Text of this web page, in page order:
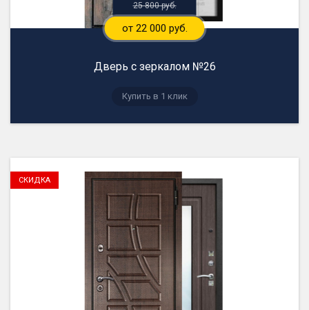
25 800 руб.
от 22 000 руб.
Дверь с зеркалом №26